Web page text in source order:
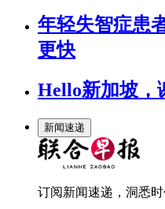
年轻失智症患
更快
Hello新加坡，
新闻速递
订阅新闻速递，洞悉时